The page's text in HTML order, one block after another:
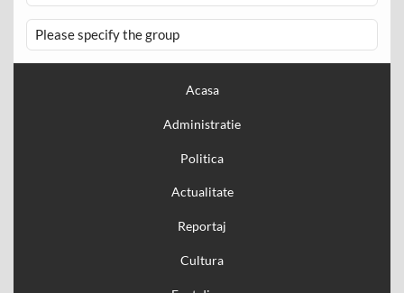
Please specify the group
Acasa
Administratie
Politica
Actualitate
Reportaj
Cultura